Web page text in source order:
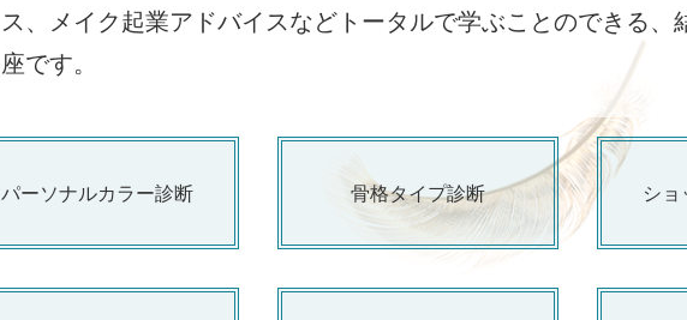
ス、メイク起業アドバイスなどトータルで学ぶことのできる、
座です。
パーソナルカラー診断 骨格タイプ診断 ショ